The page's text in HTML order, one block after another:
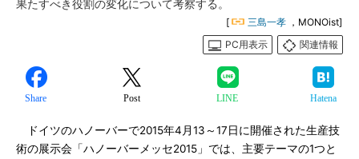
果たすべき役割の変化について考察する。
[ 三島一孝 ，MONOist]
PC用表示
関連情報
Share Post LINE Hatena
ドイツのハノーバーで2015年4月13～17日に開催された生産技
術の展示会「ハノーバーメッセ2015」では、主要テーマの1つと